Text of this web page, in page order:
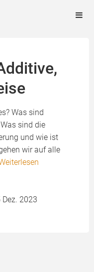
Was sind
sind die
und wie ist
wir auf alle
Dez. 2023